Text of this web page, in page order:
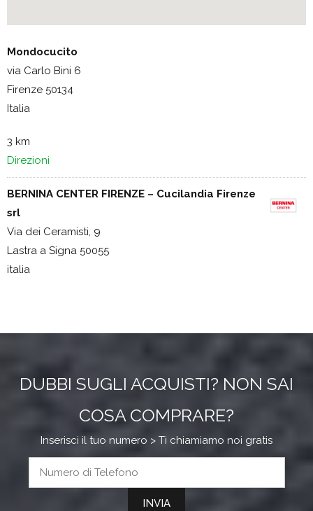
Mondocucito
via Carlo Bini 6
Firenze 50134
Italia
3 km
Direzioni
BERNINA CENTER FIRENZE – Cucilandia Firenze
srl
Via dei Ceramisti, 9
Lastra a Signa 50055
italia
San Lazzaro di Savena 40068
78.2 km
DUBBI SUGLI ACQUISTI? NON SAI
COSA COMPRARE?
Inserisci il tuo numero > Ti chiamiamo noi gratis